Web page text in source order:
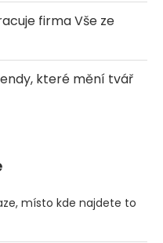
firma Vše ze
které mění tvář
místo kde najdete to